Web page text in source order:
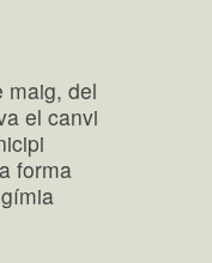
maig, del
el canvi
forma